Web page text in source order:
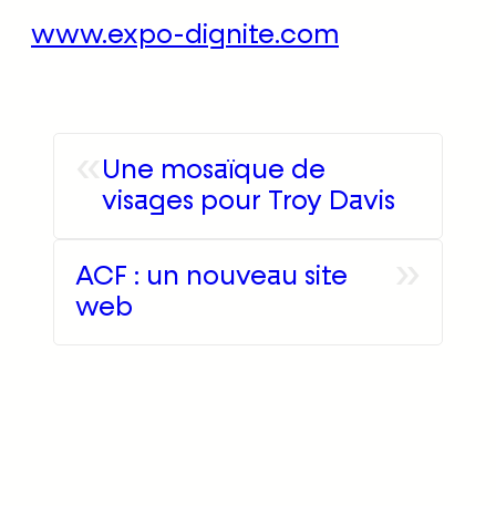
www.expo-dignite.com
Une mosaïque de
visages pour Troy Davis
ACF : un nouveau site
web